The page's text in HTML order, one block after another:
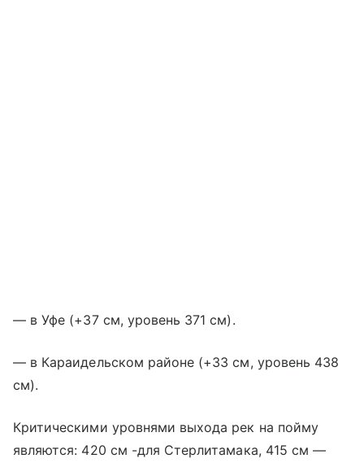
— в Уфе (+37 см, уровень 371 см).
— в Караидельском районе (+33 см, уровень 438
см).
Критическими уровнями выхода рек на пойму
являются: 420 см -для Стерлитамака, 415 см —